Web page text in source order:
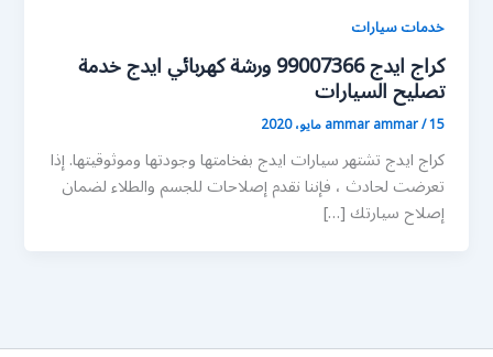
خدمات سيارات
كراج ايدج 99007366 ورشة كهربائي ايدج خدمة
تصليح السيارات
ammar ammar/15 مايو، 2020
كراج ايدج تشتهر سيارات ايدج بفخامتها وجودتها وموثوقيتها. إذا
تعرضت لحادث ، فإننا نقدم إصلاحات للجسم والطلاء لضمان
إصلاح سيارتك […]